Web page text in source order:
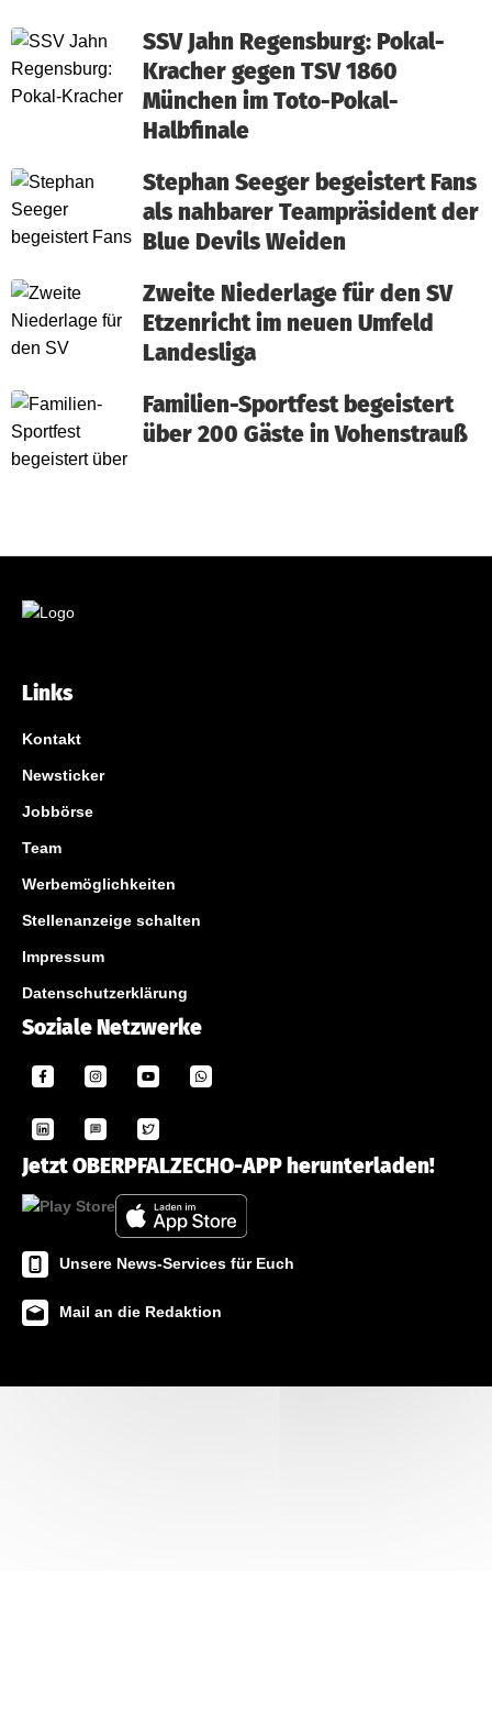
SSV Jahn Regensburg: Pokal-
Kracher gegen TSV 1860
München im Toto-Pokal-
Halbfinale
Stephan Seeger begeistert Fans
als nahbarer Teampräsident der
Blue Devils Weiden
Zweite Niederlage für den SV
Etzenricht im neuen Umfeld
Landesliga
Familien-Sportfest begeistert
über 200 Gäste in Vohenstrauß
Links
Kontakt
Newsticker
Jobbörse
Team
Werbemöglichkeiten
Stellenanzeige schalten
Impressum
Datenschutzerklärung
Soziale Netzwerke
Jetzt OBERPFALZECHO-APP herunterladen!
Unsere News-Services für Euch
Mail an die Redaktion